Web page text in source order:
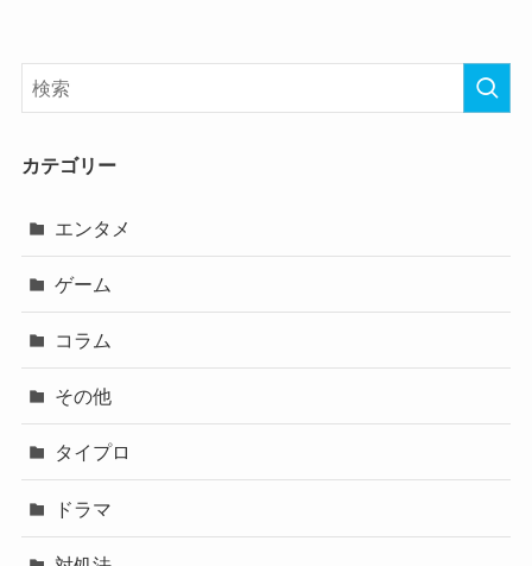
カテゴリー
エンタメ
ゲーム
コラム
その他
タイプロ
ドラマ